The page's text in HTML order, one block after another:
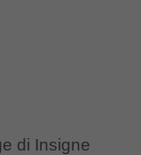
di Insigne